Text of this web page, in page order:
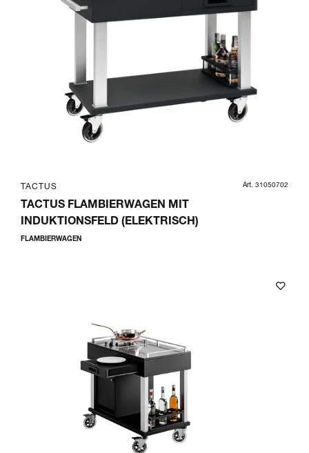
TACTUS Art. 31050702
TACTUS FLAMBIERWAGEN MIT
INDUKTIONSFELD (ELEKTRISCH)
FLAMBIERWAGEN